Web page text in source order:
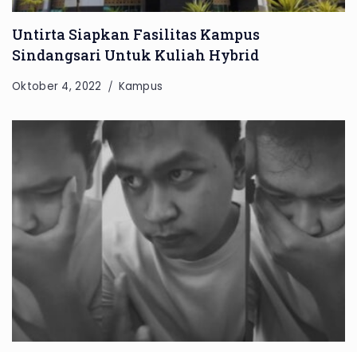
Untirta Siapkan Fasilitas Kampus
Sindangsari Untuk Kuliah Hybrid
Oktober 4, 2022 Kampus